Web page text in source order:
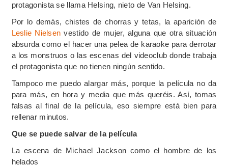
protagonista se llama Helsing, nieto de Van Helsing.
Por lo demás, chistes de chorras y tetas, la aparición de
Leslie Nielsen vestido de mujer, alguna que otra situación
absurda como el hacer una pelea de karaoke para derrotar
a los monstruos o las escenas del videoclub donde trabaja
el protagonista que no tienen ningún sentido.
Tampoco me puedo alargar más, porque la película no da
para más, en hora y media que más queréis. Así, tomas
falsas al final de la película, eso siempre está bien para
rellenar minutos.
Que se puede salvar de la película
La escena de Michael Jackson como el hombre de los
helados